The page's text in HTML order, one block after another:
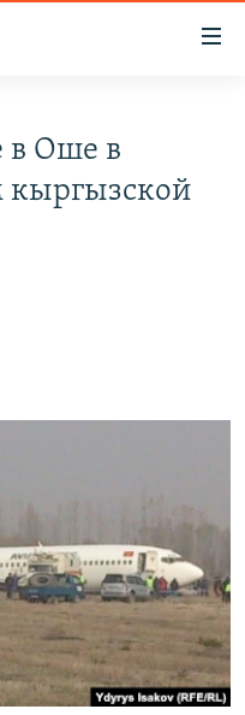
в Оше в
кыргызской